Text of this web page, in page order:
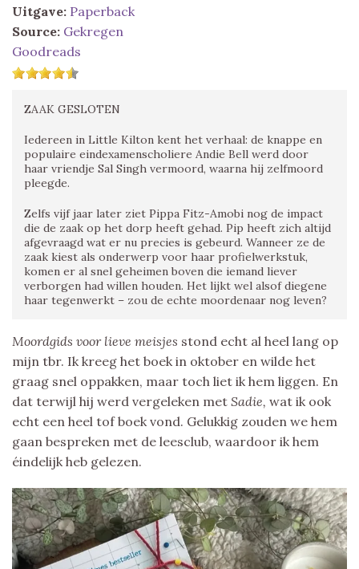
Uitgave: Paperback
Source: Gekregen
Goodreads
ZAAK GESLOTEN
Iedereen in Little Kilton kent het verhaal: de knappe en
populaire eindexamenscholiere Andie Bell werd door
haar vriendje Sal Singh vermoord, waarna hij zelfmoord
pleegde.
Zelfs vijf jaar later ziet Pippa Fitz-Amobi nog de impact
die de zaak op het dorp heeft gehad. Pip heeft zich altijd
afgevraagd wat er nu precies is gebeurd. Wanneer ze de
zaak kiest als onderwerp voor haar profielwerkstuk,
komen er al snel geheimen boven die iemand liever
verborgen had willen houden. Het lijkt wel alsof diegene
haar tegenwerkt – zou de echte moordenaar nog leven?
Moordgids voor lieve meisjes stond echt al heel lang op
mijn tbr. Ik kreeg het boek in oktober en wilde het
graag snel oppakken, maar toch liet ik hem liggen. En
dat terwijl hij werd vergeleken met Sadie, wat ik ook
echt een heel tof boek vond. Gelukkig zouden we hem
gaan bespreken met de leesclub, waardoor ik hem
éindelijk heb gelezen.